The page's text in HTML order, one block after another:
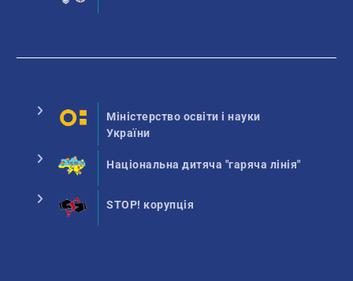
Міністерство освіти і науки
України
Національна дитяча "гаряча лінія"
STOP! корупція